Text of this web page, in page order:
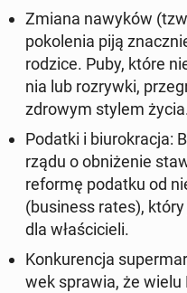
Zmiana nawyków
po­ko­le­nia piją
rodzice. Puby, które
nia lub roz­ryw­ki,
zdrowym stylem
Podatki i biu­ro­kra­cja:
rządu o ob­ni­że­nie
reformę podatku od
(bu­si­ness rates),
dla wła­ści­cie­li.
Kon­ku­ren­cja
wek sprawia, że